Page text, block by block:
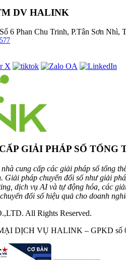
DV HALINK
6 Phan Chu Trinh, P.Tân Sơn Nhì,
GIẢI PHÁP SỐ TỔNG
cung cấp các giải pháp số tổng
Giải pháp chuyển đổi số như giải
dịch vụ AI và tự động hóa, các
đổi số hiệu quả cho doanh
All Rights Reserved.
DỊCH VỤ HALINK – GPKD số